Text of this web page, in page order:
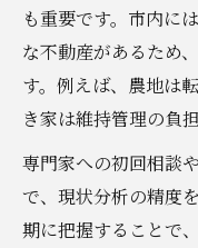
も重要です。市内に
な不動産があるため
す。例えば、農地は
き家は維持管理の負
専門家への初回相談
で、現状分析の精度
期に把握することで